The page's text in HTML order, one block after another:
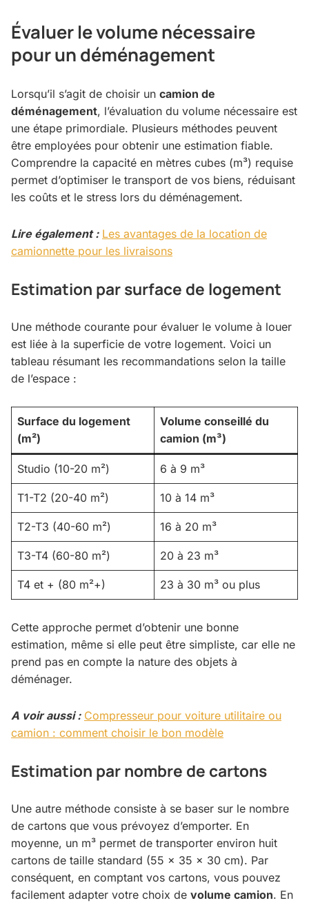
Évaluer le volume nécessaire
pour un déménagement
Lorsqu’il s’agit de choisir un camion de
déménagement, l’évaluation du volume nécessaire est
une étape primordiale. Plusieurs méthodes peuvent
être employées pour obtenir une estimation fiable.
Comprendre la capacité en mètres cubes (m³) requise
permet d’optimiser le transport de vos biens, réduisant
les coûts et le stress lors du déménagement.
Lire également : Les avantages de la location de
camionnette pour les livraisons
Estimation par surface de logement
Une méthode courante pour évaluer le volume à louer
est liée à la superficie de votre logement. Voici un
tableau résumant les recommandations selon la taille
de l’espace :
Surface du logement
(m²)
Volume conseillé du
camion (m³)
Studio (10-20 m²) 6 à 9 m³
T1-T2 (20-40 m²) 10 à 14 m³
T2-T3 (40-60 m²) 16 à 20 m³
T3-T4 (60-80 m²) 20 à 23 m³
T4 et + (80 m²+) 23 à 30 m³ ou plus
Cette approche permet d’obtenir une bonne
estimation, même si elle peut être simpliste, car elle ne
prend pas en compte la nature des objets à
déménager.
A voir aussi : Compresseur pour voiture utilitaire ou
camion : comment choisir le bon modèle
Estimation par nombre de cartons
Une autre méthode consiste à se baser sur le nombre
de cartons que vous prévoyez d’emporter. En
moyenne, un m³ permet de transporter environ huit
cartons de taille standard (55 x 35 x 30 cm). Par
conséquent, en comptant vos cartons, vous pouvez
facilement adapter votre choix de volume camion. En